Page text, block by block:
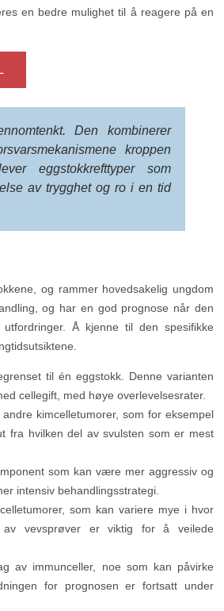
en bedre mulighet til å reagere på en
Den kombinerer
kroppen
eggstokkrefttyper som
av trygghet og ro i en tid
og rammer hovedsakelig ungdom
og har en god prognose når den
Å kjenne til den spesifikke
til én eggstokk. Denne varianten
cellegift, med høye overlevelsesrater.
kimcelletumorer, som for eksempel
fra hvilken del av svulsten som er mest
som kan være mer aggressiv og
intensiv behandlingsstrategi.
som kan variere mye i hvor
av vevsprøver er viktig for å veilede
av immunceller, noe som kan påvirke
for prognosen er fortsatt under